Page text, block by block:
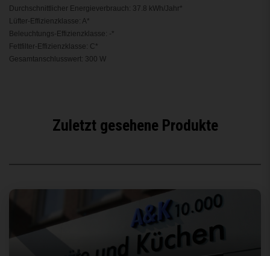
Durchschnittlicher Energieverbrauch: 37.8 kWh/Jahr*
Lüfter-Effizienzklasse: A*
Beleuchtungs-Effizienzklasse: -*
Fettfilter-Effizienzklasse: C*
Gesamtanschlusswert: 300 W
Zuletzt gesehene Produkte